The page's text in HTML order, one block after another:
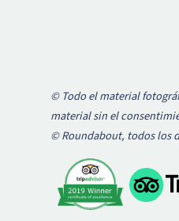
© Todo el material
material sin el
© Roundabout, todos los